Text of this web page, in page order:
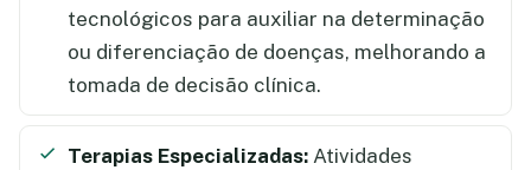
tecnológicos para auxiliar na determinação
ou diferenciação de doenças, melhorando a
tomada de decisão clínica.
Terapias Especializadas: Atividades